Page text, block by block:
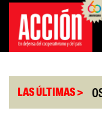
Saltar
contenido
LAS ÚLTIMAS >
Bolsa de Rosario